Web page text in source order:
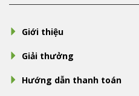
Giới thiệu
Giải thưởng
Hướng dẫn thanh toán